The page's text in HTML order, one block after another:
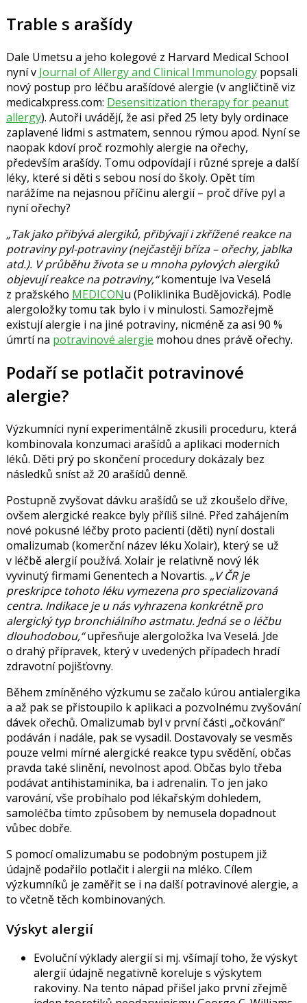
Trable s arašídy
Dale Umetsu a jeho kolegové z Harvard Medical School
nyní v Journal of Allergy and Clinical Immunologypopsali
nový postup pro léčbu arašídové alergie (v angličtině viz
medicalxpress.com: Desensitization therapy for peanut
allergy). Autoři uvádějí, že asi před 25 lety byly ordinace
zaplavené lidmi s astmatem, sennou rýmou apod. Nyní se
naopak kdoví proč rozmohly alergie na ořechy,
především arašídy. Tomu odpovídají i různé spreje a další
léky, které si děti s sebou nosí do školy. Opět tím
narážíme na nejasnou příčinu alergií – proč dříve pyl a
nyní ořechy?
„Tak jako přibývá alergiků, přibývají i zkřížené reakce na
potraviny pyl-potraviny (nejčastěji bříza – ořechy, jablka
atd.). V průběhu života se u mnoha pylových alergiků
objevují reakce na potraviny,“komentuje Iva Veselá
z pražského MEDICONu (Poliklinika Budějovická). Podle
alergoložky tomu tak bylo i v minulosti. Samozřejmě
existují alergie i na jiné potraviny, nicméně za asi 90 %
úmrtí na potravinové alergie mohou dnes právě ořechy.
Podaří se potlačit potravinové
alergie?
Výzkumníci nyní experimentálně zkusili proceduru, která
kombinovala konzumaci arašídů a aplikaci moderních
léků. Děti prý po skončení procedury dokázaly bez
následků sníst až 20 arašídů denně.
Postupně zvyšovat dávku arašídů se už zkoušelo dříve,
ovšem alergické reakce byly příliš silné. Před zahájením
nové pokusné léčby proto pacienti (děti) nyní dostali
omalizumab (komerční název léku Xolair), který se už
v léčbě alergií používá. Xolair je relativně nový lék
vyvinutý firmami Genentech a Novartis. „V ČR je
preskripce tohoto léku vymezena pro specializovaná
centra. Indikace je u nás vyhrazena konkrétně pro
alergický typ bronchiálního astmatu. Jedná se o léčbu
dlouhodobou,“upřesňuje alergoložka Iva Veselá. Jde
o drahý přípravek, který v uvedených případech hradí
zdravotní pojišťovny.
Během zmíněného výzkumu se začalo kúrou antialergika
a až pak se přistoupilo k aplikaci a pozvolnému zvyšování
dávek ořechů. Omalizumab byl v první části „očkování“
podáván i nadále, pak se vysadil. Dostavovaly se vesměs
pouze velmi mírné alergické reakce typu svědění, občas
pravda také slinění, nevolnost apod. Občas bylo třeba
podávat antihistaminika, ba i adrenalin. To jen jako
varování, vše probíhalo pod lékařským dohledem,
samoléčba tímto způsobem by nemusela dopadnout
vůbec dobře.
S pomocí omalizumabu se podobným postupem již
údajně podařilo potlačit i alergii na mléko. Cílem
výzkumníků je zaměřit se i na další potravinové alergie, a
to včetně těch kombinovaných.
Výskyt alergií
Evoluční výklady alergií si mj. všímají toho, že výskyt
alergií údajně negativně koreluje s výskytem
rakoviny. Na tento nápad přišel jako první zřejmě